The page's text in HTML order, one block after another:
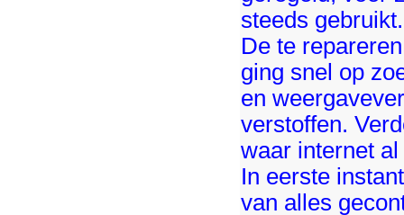
steeds gebruikt.
De te
ging snel op
en
verstoffen.
waar internet
In eerste
van alles